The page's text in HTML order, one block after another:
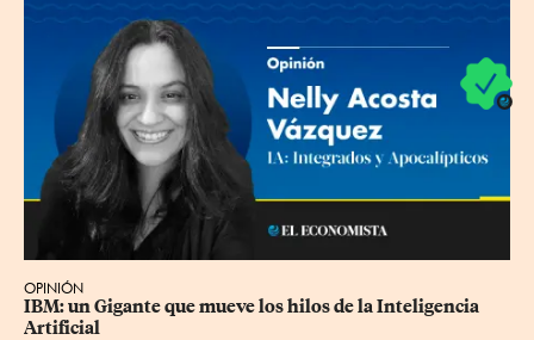
OPINIÓN
IBM: un Gigante que mueve los hilos de la Inteligencia
Artificial